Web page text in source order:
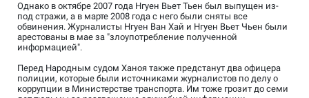
Однако в октябре 2007 года Нгуен Вьет Тьен был выпущен из-
под стражи, а в марте 2008 года с него были сняты все
обвинения. Журналисты Нгуен Ван Хай и Нгуен Вьет Чьен были
арестованы в мае за "злоупотребление полученной
информацией".
Перед Народным судом Ханоя также предстанут два офицера
полиции, которые были источниками журналистов по делу о
коррупции в Министерстве транспорта. Им тоже грозит до семи